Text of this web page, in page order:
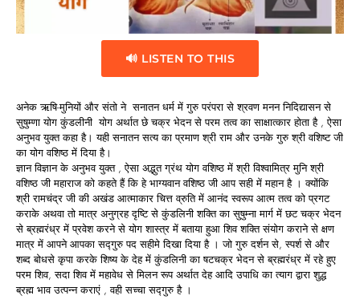
🔊 LISTEN TO THIS
अनेक ऋषि-मुनियों और संतो ने सनातन धर्म में गुरु परंपरा से श्रवण मनन निदिद्यासन से
सुषुम्णा योग कुंडलीनी योग अर्थात छे चक्र भेदन से परम तत्व का साक्षात्कार होता है , ऐसा
अनुभव युक्त कहा है। यही सनातन सत्य का प्रमाण श्री राम और उनके गुरु श्री वशिष्ट जी
का योग वशिष्ठ में दिया है।
ज्ञान विज्ञान के अनुभव युक्त , ऐसा अद्भुत ग्रंथ योग वशिष्ठ में श्री विश्वामित्र मुनि श्री
वशिष्ठ जी महाराज को कहते हैं कि हे भाग्यवान वशिष्ठ जी आप सही में महान है । क्योंकि
श्री रामचंद्र जी की अखंड आत्माकार चित्त व्रुति में आनंद स्वरूप आत्म तत्व को प्रगट
कराके अथवा तो मात्र अनुग्रह दृष्टि से कुंडलिनी शक्ति का सुषुम्ना मार्ग में छट चक्र भेदन
से ब्रह्मरंध्र में प्रवेश करने से योग शास्त्र में बताया हुआ शिव शक्ति संयोग कराने से क्षण
मात्र में आपने आपका सद्गुरु पद सहीमे दिखा दिया है । जो गुरु दर्शन से, स्पर्श से और
शब्द बोधसे कृपा करके शिष्य के देह में कुंडलिनी का षटचक्र भेदन से ब्रह्मरंध्र में रहे हुए
परम शिव, सदा शिव में महावेध से मिलन रूप अर्थात देह आदि उपाधि का त्याग द्वारा शुद्ध
ब्रह्म भाव उत्पन्न कराएं , वही सच्चा सद्गुरु है ।